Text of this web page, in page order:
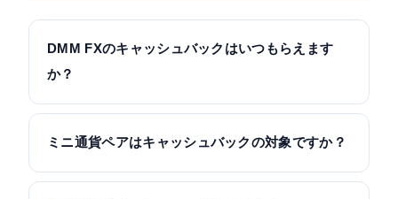
DMM FXのキャッシュバックはいつもらえます
か？
ミニ通貨ペアはキャッシュバックの対象ですか？